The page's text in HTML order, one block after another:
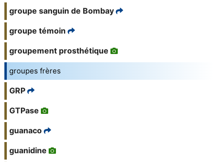
groupe sanguin de Bombay
groupe témoin
groupement prosthétique
groupes frères
GRP
GTPase
guanaco
guanidine